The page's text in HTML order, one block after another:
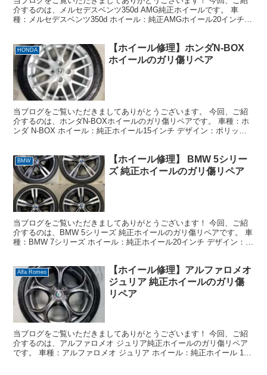
介するのは、メルセデスベンツ350d AMG純正ホイールです。 車
種：メルセデスベンツ350d ホイール：純正AMGホイール20インチ
HONDA
【ホイール修理】ホンダN-BOX
ホイールのガリ傷リペア
当ブログをご覧いただきましてありがとうございます。 今回、ご紹
介するのは、ホンダN-BOXホイールのガリ傷リペアです。 車種：ホ
ンダ N-BOX ホイール：純正ホイール15インチ デザイン：ポリッシ
BMW
【ホイール修理】 BMW 5シリー
ズ 純正ホイールのガリ傷リペア
当ブログをご覧いただきましてありがとうございます！ 今回、ご紹
介するのは、BMW 5シリーズ 純正ホイールのガリ傷リペアです。 車
種：BMW 7シリーズ ホイール：純正ホイール20インチ デザイン：ダ
Alfa Romeo
【ホイール修理】アルファロメオ
ジュリア 純正ホイールのガリ傷
リペア
当ブログをご覧いただきましてありがとうございます！ 今回、ご紹
介するのは、アルファロメオ ジュリア純正ホイールのガリ傷リペア
です。 車種：アルファロメオ ジュリア ホイール：純正ホイール 19